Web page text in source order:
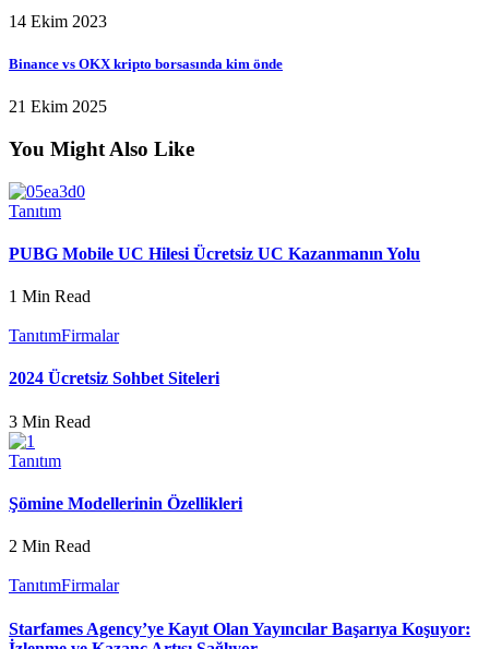
14 Ekim 2023
Binance vs OKX kripto borsasında kim önde
21 Ekim 2025
You Might Also Like
Tanıtım
PUBG Mobile UC Hilesi Ücretsiz UC Kazanmanın Yolu
1 Min Read
TanıtımFirmalar
2024 Ücretsiz Sohbet Siteleri
3 Min Read
Tanıtım
Şömine Modellerinin Özellikleri
2 Min Read
TanıtımFirmalar
Starfames Agency’ye Kayıt Olan Yayıncılar Başarıya Koşuyor: